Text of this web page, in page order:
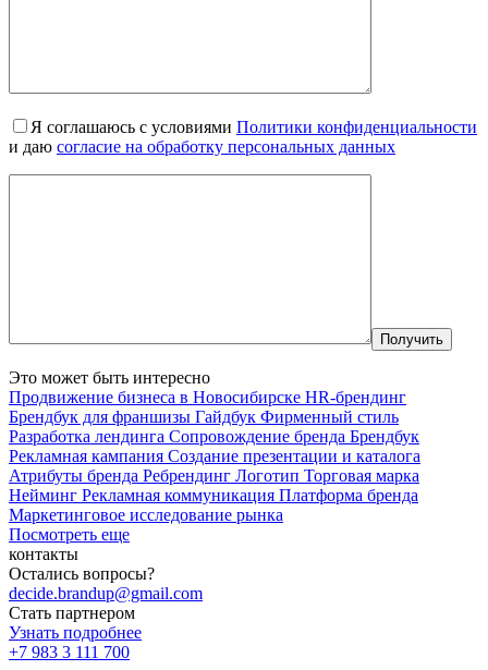
Я соглашаюсь с условиями Политики конфиденциальности
и даю согласие на обработку персональных данных
Это может быть интересно
Продвижение бизнеса в Новосибирске HR-брендинг
Брендбук для франшизы Гайдбук Фирменный стиль
Разработка лендинга Сопровождение бренда Брендбук
Рекламная кампания Создание презентации и каталога
Атрибуты бренда Ребрендинг Логотип Торговая марка
Нейминг Рекламная коммуникация Платформа бренда
Маркетинговое исследование рынка
Посмотреть еще
контакты
Остались вопросы?
decide.brandup@gmail.com
Стать партнером
Узнать подробнее
+7 983 3 111 700